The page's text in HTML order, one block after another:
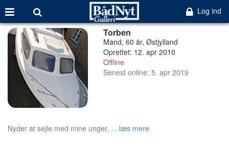
Log ind
Torben
Mand, 60 år, Østjylland
Oprettet: 12. apr 2010
Offline
Senest online: 5. apr 2019
Nyder at sejle med mine unger, ... læs mere